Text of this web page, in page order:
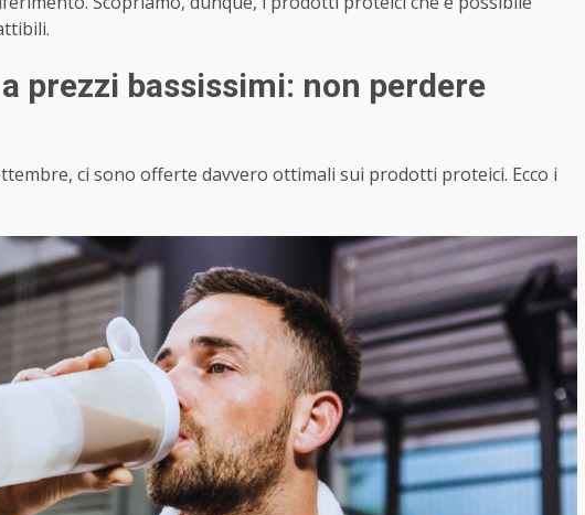
prezzi bassissimi: non perdere
ci sono offerte davvero ottimali sui prodotti proteici. Ecco i